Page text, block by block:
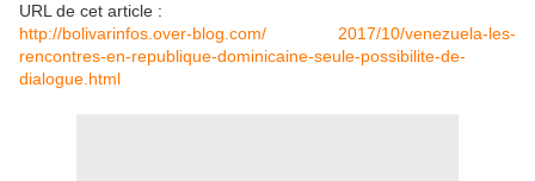
URL de cet article :
http://bolivarinfos.over-blog.com/ 2017/10/venezuela-les-
rencontres-en-republique-dominicaine-seule-possibilite-de-
dialogue.html